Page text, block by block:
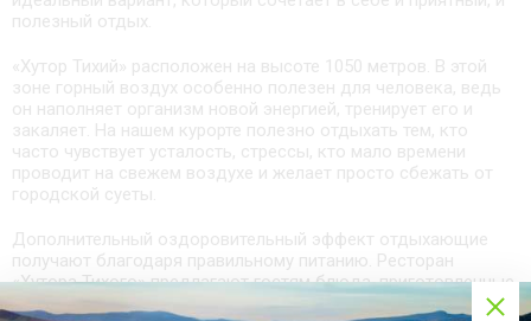
полезный отдых.
«Хутор Тихий» расположен на высоте 1050 метров. В этой
зоне горный воздух особенно полезен для человека, ведь
он наполняет организм новой энергией, тренирует его и
закаляет. На нашем курорте полезно отдыхать тем, кто
часто чувствует усталость, стрессы, кто мало времени
проводит на свежем воздухе и желает просто сбежать от
городской суеты.
Дополнительный оздоровительный эффект отдыхающие
получают благодаря правильному питанию. Ресторан
«Хутора Тихого» предлагают гостям блюда, приготовленные
из экологически чистых продуктов и с применением горной